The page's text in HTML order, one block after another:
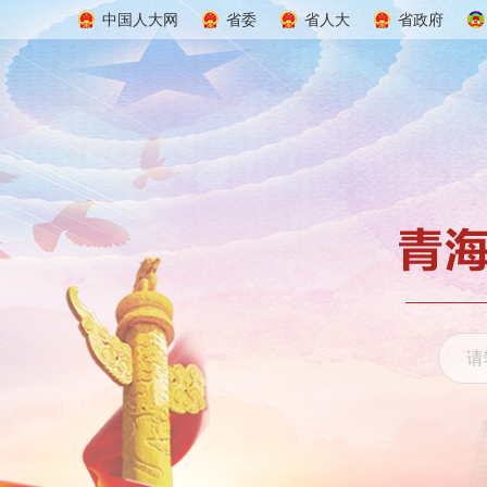
中国人大网 省委 省人大 省政府